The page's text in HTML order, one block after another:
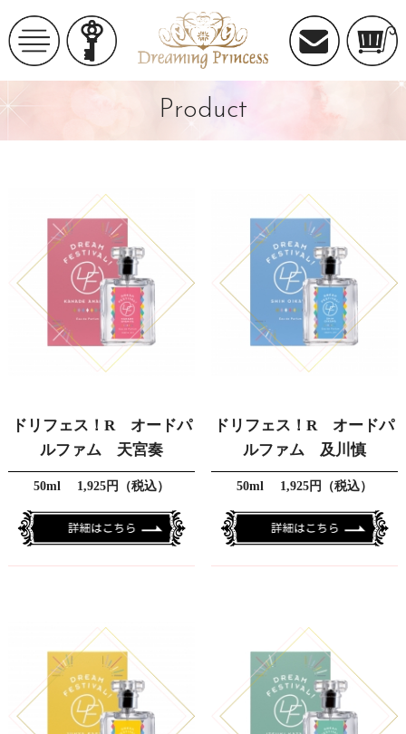
Product
ドリフェス！R オードパ
ルファム 天宮奏
50ml 1,925円（税込）
ドリフェス！R オードパ
ルファム 及川慎
50ml 1,925円（税込）